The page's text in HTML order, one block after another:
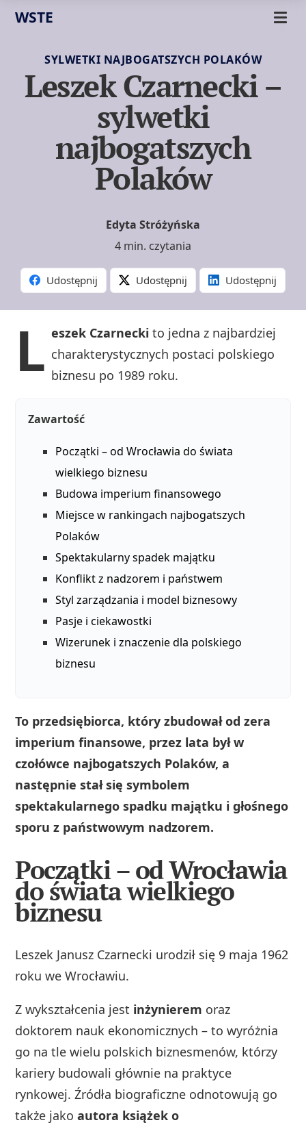
WSTE
SYLWETKI NAJBOGATSZYCH POLAKÓW
Leszek Czarnecki –
sylwetki
najbogatszych
Polaków
Edyta Stróżyńska
4 min. czytania
Udostępnij Udostępnij Udostępnij
L eszek Czarnecki to jedna z najbardziej
charakterystycznych postaci polskiego
biznesu po 1989 roku.
Zawartość
Początki – od Wrocławia do świata
wielkiego biznesu
Budowa imperium finansowego
Miejsce w rankingach najbogatszych
Polaków
Spektakularny spadek majątku
Konflikt z nadzorem i państwem
Styl zarządzania i model biznesowy
Pasje i ciekawostki
Wizerunek i znaczenie dla polskiego
biznesu
To przedsiębiorca, który zbudował od zera
imperium finansowe, przez lata był w
czołówce najbogatszych Polaków, a
następnie stał się symbolem
spektakularnego spadku majątku i głośnego
sporu z państwowym nadzorem.
Początki – od Wrocławia
do świata wielkiego
biznesu
Leszek Janusz Czarnecki urodził się 9 maja 1962
roku we Wrocławiu.
Z wykształcenia jest inżynierem oraz
doktorem nauk ekonomicznych – to wyróżnia
go na tle wielu polskich biznesmenów, którzy
kariery budowali głównie na praktyce
rynkowej. Źródła biograficzne odnotowują go
także jakoautora książek o